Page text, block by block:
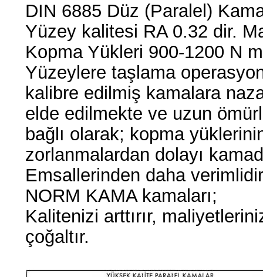
DIN 6885 Düz (Paralel)
Yüzey kalitesi RA 0.32 dir.
Kopma Yükleri 900-1200 N
Yüzeylere taşlama
kalibre edilmiş kamalara
elde edilmekte ve uzun
bağlı olarak; kopma
zorlanmalardan dolayı
Emsallerinden daha
NORM KAMA kamaları;
Kalitenizi arttırır,
çoğaltır.